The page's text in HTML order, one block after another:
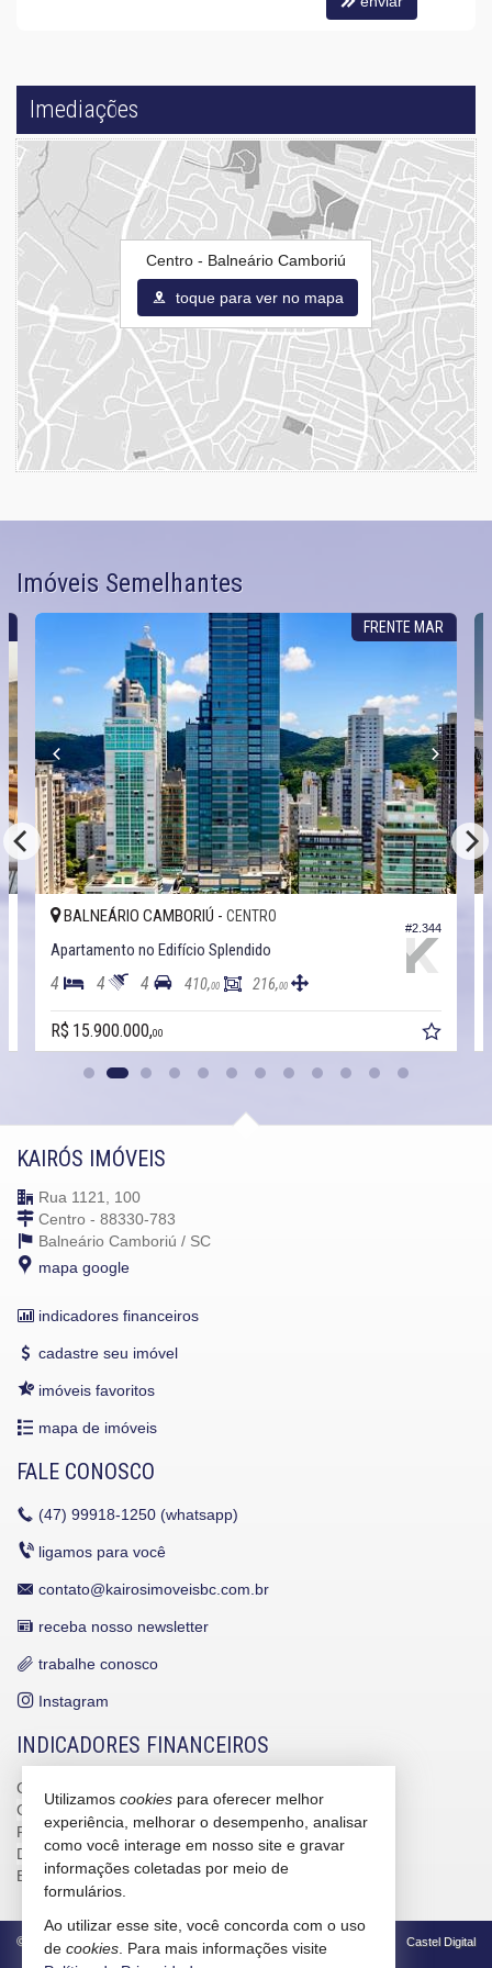
Imediações
Centro - Balneário Camboriú
toque para ver no mapa
Imóveis Semelhantes
FRENTE MAR
#2.344
BALNEÁRIO CAMBORIÚ - CENTRO
Apartamento no Edifício Splendido
4 4 4 410,00 216,00
R$ 15.900.000,00
KAIRÓS IMÓVEIS
Rua 1121, 100
Centro - 88330-783
Balneário Camboriú / SC
mapa google
indicadores financeiros
cadastre seu imóvel
imóveis favoritos
mapa de imóveis
FALE CONOSCO
(47) 99918-1250 (whatsapp)
ligamos para você
contato@kairosimoveisbc.com.br
receba nosso newsletter
trabalhe conosco
Instagram
INDICADORES FINANCEIROS
CUB /
CUB /SCvariação
0,95%
Poupança
0,6738%
Dólar Comercial
R$ 5,10
Euro
R$ 5,88
© 2026 CRECI/SC 4586-J Política de Privacidade Castel Digital
Utilizamos cookies para oferecer melhor
experiência, melhorar o desempenho, analisar
como você interage em nosso site e gravar
informações coletadas por meio de
formulários.
Ao utilizar esse site, você concorda com o uso
de cookies . Para mais informações visite